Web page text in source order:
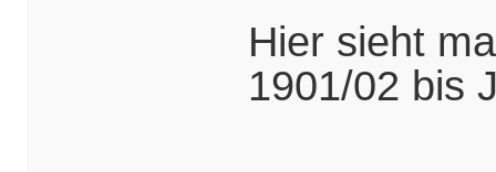
Hier sieht
1901/02 bis